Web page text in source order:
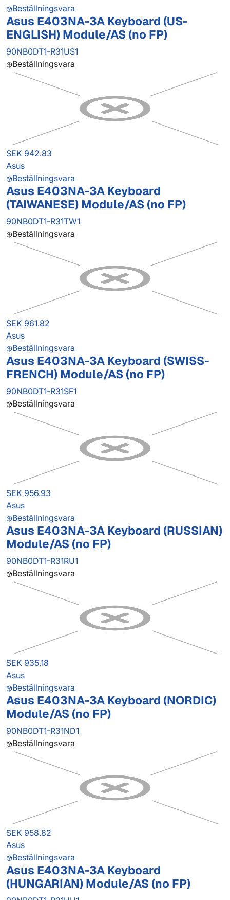
Beställningsvara
Asus E403NA-3A Keyboard (US-
ENGLISH) Module/AS (no FP)
90NB0DT1-R31US1
Beställningsvara
SEK 942.83
Asus
Beställningsvara
Asus E403NA-3A Keyboard
(TAIWANESE) Module/AS (no FP)
90NB0DT1-R31TW1
Beställningsvara
SEK 961.82
Asus
Beställningsvara
Asus E403NA-3A Keyboard (SWISS-
FRENCH) Module/AS (no FP)
90NB0DT1-R31SF1
Beställningsvara
SEK 956.93
Asus
Beställningsvara
Asus E403NA-3A Keyboard (RUSSIAN)
Module/AS (no FP)
90NB0DT1-R31RU1
Beställningsvara
SEK 935.18
Asus
Beställningsvara
Asus E403NA-3A Keyboard (NORDIC)
Module/AS (no FP)
90NB0DT1-R31ND1
Beställningsvara
SEK 958.82
Asus
Beställningsvara
Asus E403NA-3A Keyboard
(HUNGARIAN) Module/AS (no FP)